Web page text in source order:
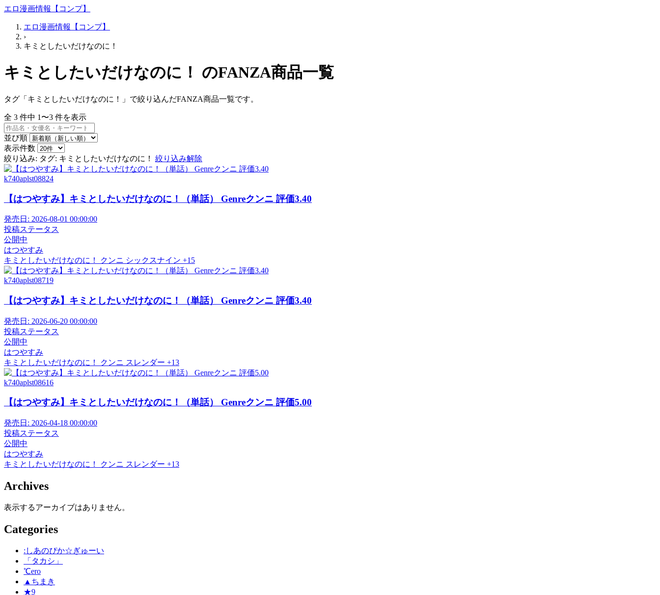
エロ漫画情報【コンプ】
エロ漫画情報【コンプ】
›
キミとしたいだけなのに！
キミとしたいだけなのに！ のFANZA商品一覧
タグ「キミとしたいだけなのに！」で絞り込んだFANZA商品一覧です。
全 3 件中 1〜3 件を表示
並び順
表示件数
絞り込み: タグ: キミとしたいだけなのに！ 絞り込み解除
k740aplst08824
【はつやすみ】キミとしたいだけなのに！（単話） Genreクンニ 評価3.40
発売日: 2026-08-01 00:00:00
投稿ステータス
公開中
はつやすみ
キミとしたいだけなのに！
クンニ シックスナイン +15
k740aplst08719
【はつやすみ】キミとしたいだけなのに！（単話） Genreクンニ 評価3.40
発売日: 2026-06-20 00:00:00
投稿ステータス
公開中
はつやすみ
キミとしたいだけなのに！
クンニ スレンダー +13
k740aplst08616
【はつやすみ】キミとしたいだけなのに！（単話） Genreクンニ 評価5.00
発売日: 2026-04-18 00:00:00
投稿ステータス
公開中
はつやすみ
キミとしたいだけなのに！
クンニ スレンダー +13
Archives
表示するアーカイブはありません。
Categories
:しあのぴか☆ぎゅーい
「タカシ」
℃ero
▲ちまき
★9